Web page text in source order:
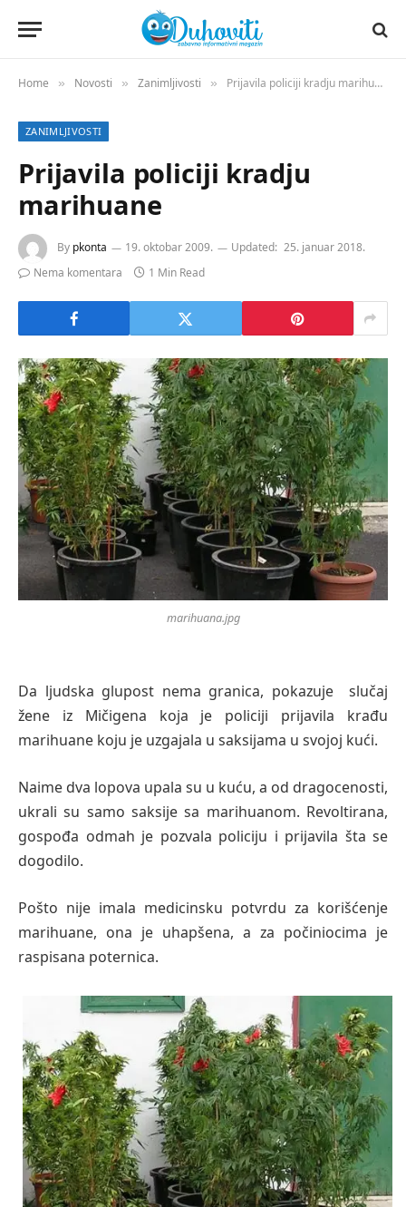
Home » Novosti » Zanimljivosti » Prijavila policiji kradju marihuane
ZANIMLJIVOSTI
Prijavila policiji kradju
marihuane
By pkonta 19. oktobar 2009. Updated: 25. januar 2018.
Nema komentara
1 Min Read
marihuana.jpg
Da ljudska glupost nema granica, pokazuje slučaj
žene iz Mičigena koja je policiji prijavila krađu
marihuane koju je uzgajala u saksijama u svojoj kući.
Naime dva lopova upala su u kuću, a od dragocenosti,
ukrali su samo saksije sa marihuanom. Revoltirana,
gospođa odmah je pozvala policiju i prijavila šta se
dogodilo.
Pošto nije imala medicinsku potvrdu za korišćenje
marihuane, ona je uhapšena, a za počiniocima je
raspisana poternica.